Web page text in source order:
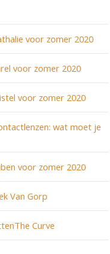
voor zomer 2020
voor zomer 2020
voor zomer 2020
wat moet je
voor zomer 2020
Van Gorp
Curve